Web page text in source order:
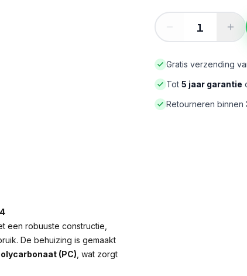
Gratis verzending
Tot 5 jaar garantie
Retourneren binnen
een robuuste constructie,
De behuizing is gemaakt
(PC) , wat zorgt